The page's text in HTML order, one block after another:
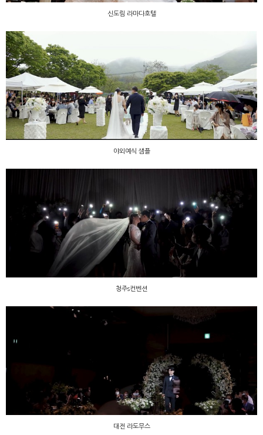
신도림 라마다호텔
야외예식 샘플
야외예식 샘플
청주s컨벤션
청주s컨벤션
대전 라도무스
대전 라도무스